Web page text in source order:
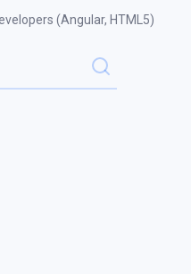
(Angular, HTML5)